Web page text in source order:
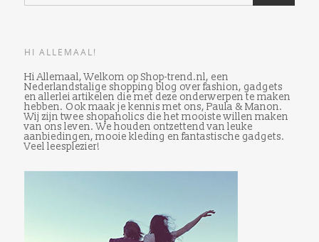
HI ALLEMAAL!
Hi Allemaal, Welkom op Shop-trend.nl, een
Nederlandstalige shopping blog over fashion, gadgets
en allerlei artikelen die met deze onderwerpen te maken
hebben. Ook maak je kennis met ons, Paula & Manon.
Wij zijn twee shopaholics die het mooiste willen maken
van ons leven. We houden ontzettend van leuke
aanbiedingen, mooie kleding en fantastische gadgets.
Veel leesplezier!